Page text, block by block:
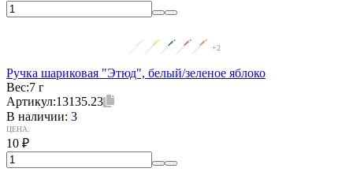
+2
Ручка шариковая "Этюд", белый/зеленое яблоко
Вес:7 г
Артикул:13135.23
В наличии: 3
ЦЕНА:
10 ₽